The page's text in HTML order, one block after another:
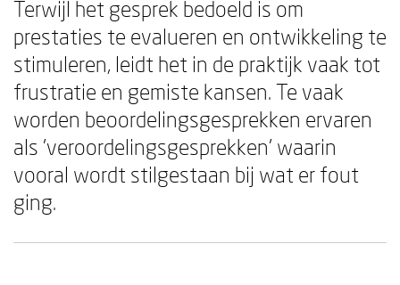
Terwijl het gesprek bedoeld is om
prestaties te evalueren en ontwikkeling te
stimuleren, leidt het in de praktijk vaak tot
frustratie en gemiste kansen. Te vaak
worden beoordelingsgesprekken ervaren
als 'veroordelingsgesprekken' waarin
vooral wordt stilgestaan bij wat er fout
ging.